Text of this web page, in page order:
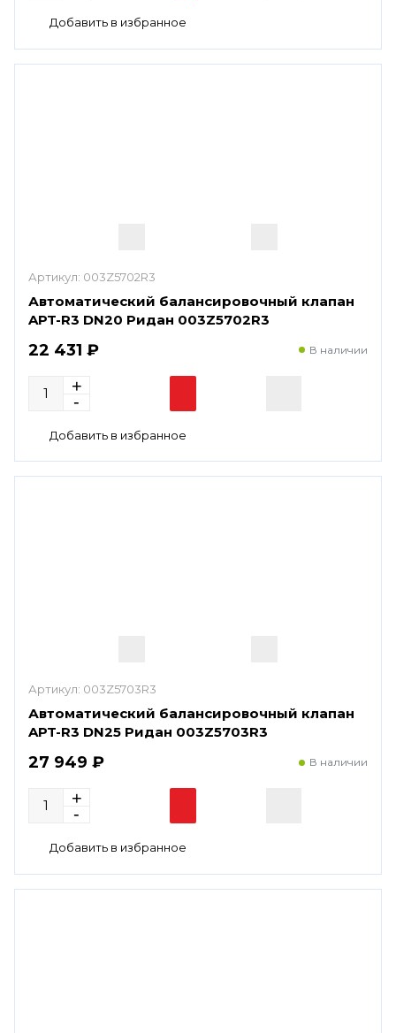
Артикул: 003Z5702R3
Автоматический балансировочный клапан
APT-R3 DN20 Ридан 003Z5702R3
22 431 ₽ В наличии
Артикул: 003Z5703R3
Автоматический балансировочный клапан
APT-R3 DN25 Ридан 003Z5703R3
27 949 ₽ В наличии